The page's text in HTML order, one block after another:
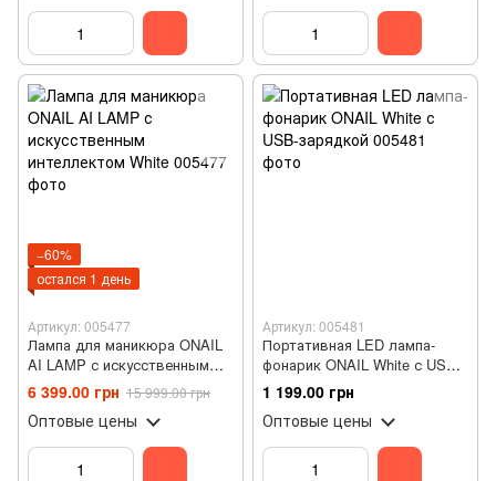
−60%
остался 1 день
Артикул: 005477
Лампа для маникюра ONAIL
AI LAMP с искусственным
интеллектом White
6 399.00 грн 15 999.00 грн
Оптовые цены
Артикул: 005481
Портативная LED лампа-
фонарик ONAIL White с USB-
зарядкой
1 199.00 грн
Оптовые цены